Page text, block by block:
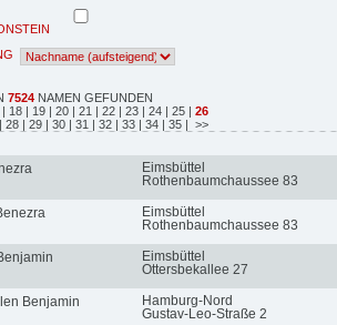
7524 NAMEN GEFUNDEN
| 18 | 19 | 20 | 21 | 22 | 23 | 24 | 25 | 26
| 28 | 29 | 30 | 31 | 32 | 33 | 34 | 35 | >>
Eimsbüttel
Rothenbaumchaussee 83
Eimsbüttel
Rothenbaumchaussee 83
Eimsbüttel
Ottersbekallee 27
Benjamin
Hamburg-Nord
Gustav-Leo-Straße 2